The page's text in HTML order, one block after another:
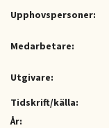
Upphovspersoner:
Medarbetare:
Utgivare:
Tidskrift/källa:
År: